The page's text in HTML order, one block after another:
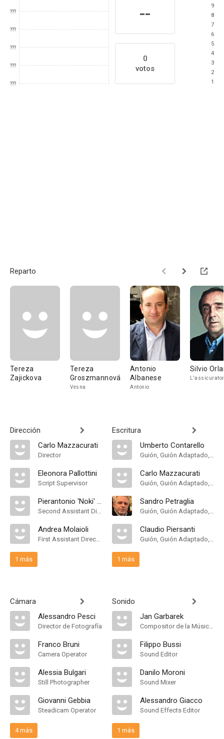
???
???
???
???
???
--
0
votos
9
8
7
6
5
4
3
2
1
Reparto
Tereza
Zajickova
Tereza
Groszmannová
Vesna
Antonio
Albanese
Antonio
Silvio
Dirección
Carlo Mazzacurati
Director
Eleonora Pallottini
Script Supervisor
Pierantonio 'Noki' Novara
Second Assistant Director
Andrea Molaioli
First Assistant Director
1 más
Cámara
Alessandro Pesci
Director de Fotografía
Franco Bruni
Camera Operator
Alessia Bulgari
Still Photographer
Giovanni Gebbia
Steadicam Operator
4 más
Escritura
Umberto Contarello
Guión, Guión Adaptado, Historia
Carlo Mazzacurati
Guión, Guión Adaptado, Historia
Sandro Petraglia
Guión, Guión Adaptado, Historia
Claudio Piersanti
Guión, Guión Adaptado, Historia
1 más
Sonido
Jan Garbarek
Compositor de la Música Original, Songs
Filippo Bussi
Sound Editor
Danilo Moroni
Sound Mixer
Alessandro Giacco
Sound Effects Editor
1 más